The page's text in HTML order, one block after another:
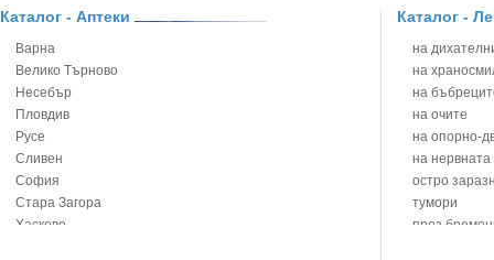
Бронхиална астма при бебето и детето
Варицела
Висока температура на бебето и детето
Възпаление на ушите на бебето и детето
Глисти
Грижа за пъпа на новороденото
Грип при бебето и детето
Гърч
Да отгледам и възпитам детето си
Блатен
Блян
Бобови
Божур -
Борови
Босилек -
Брей -
Брош -
Бръшлян -
Бряст -
Каталог - Аптеки
Варна
Велико Търново
Несебър
Пловдив
Русе
Сливен
София
Стара Загора
Хасково
Каталог -
на
на
на
на очите
на опорно-
на нервната
остро
тумори
през